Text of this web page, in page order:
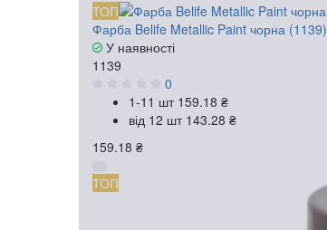
ТОП
Фарба Belife Metallic Paint чорна (1139)
У наявності
1139
0
1-11 шт 159.18 ₴
від 12 шт 143.28 ₴
159.18 ₴
ТОП